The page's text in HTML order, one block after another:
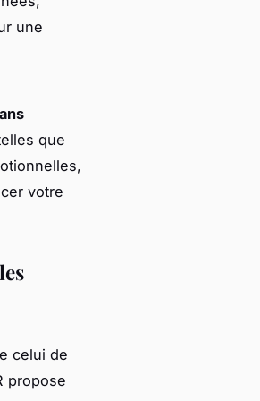
une
que
votre
celui de
propose